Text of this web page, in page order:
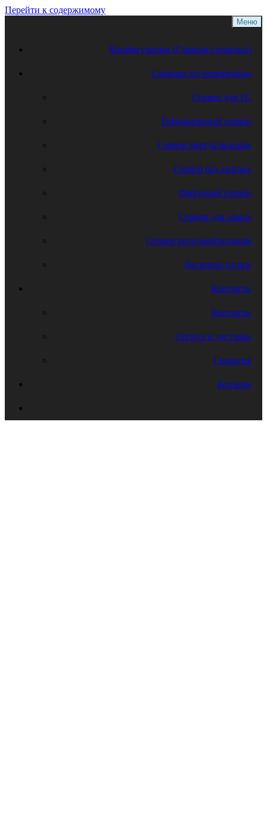
Перейти к содержимому
Меню
Конфигурации (Главная страница)
Серверы по назначению
Сервер для 1С
Терминальный сервер
Сервер виртуализации
Сервер баз данных
Файловый сервер
Сервер для офиса
Сервер видеонаблюдения
Дисковые полки
Контакты
Контакты
Оплата и доставка
Гарантия
Корзина